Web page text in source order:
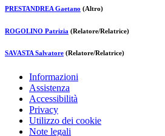
PRESTANDREA Gaetano (Altro)
ROGOLINO Patrizia (Relatore/Relatrice)
SAVASTA Salvatore (Relatore/Relatrice)
Informazioni
Assistenza
Accessibilità
Privacy
Utilizzo dei cookie
Note legali